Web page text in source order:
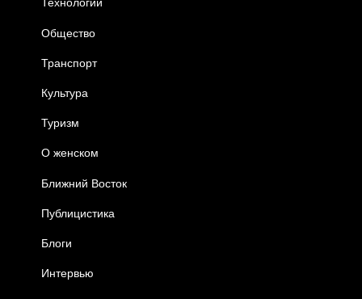
Технологии
Общество
Транспорт
Культура
Туризм
О женском
Ближний Восток
Публицистика
Блоги
Интервью